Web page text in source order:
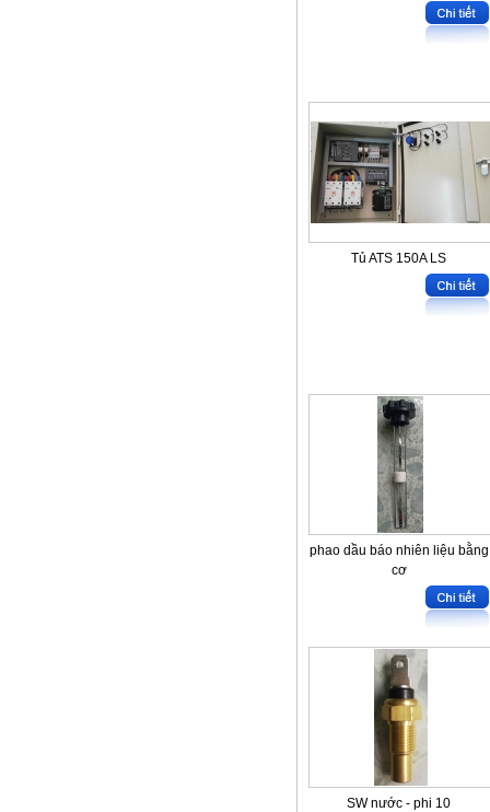
Tủ ATS 150A LS
phao dầu báo nhiên liệu bằng
cơ
SW nước - phi 10